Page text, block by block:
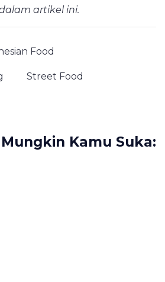
artikel ini.
Food
Street Food
Kamu Suka: